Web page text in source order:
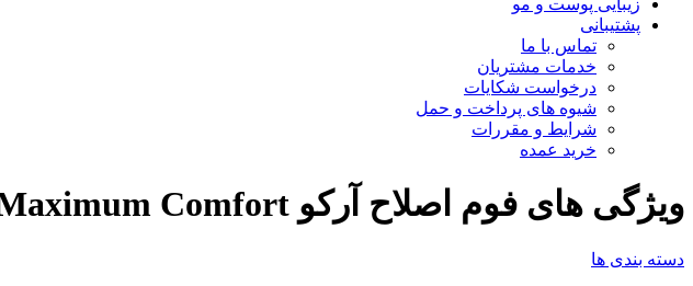
زیبایی پوست و مو
پشتیبانی
تماس با ما
خدمات مشتریان
درخواست شکایات
شیوه های پرداخت و حمل
شرایط و مقررات
خرید عمده
ویژگی های فوم اصلاح آرکو Maximum Comfort
دسته بندی ها